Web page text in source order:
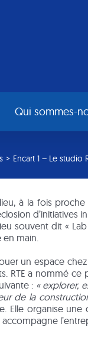
Qui sommes-
> Encart 1 – Le studio
lieu, à la fois
d’initiatives
souvent dit «
en main.
un espace
RTE a nommé
: « explorer,
de la
Elle organise une